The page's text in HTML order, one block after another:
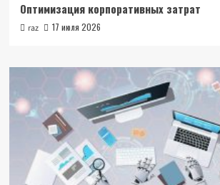
Оптимизация корпоративных затрат
raz 17 июля 2026